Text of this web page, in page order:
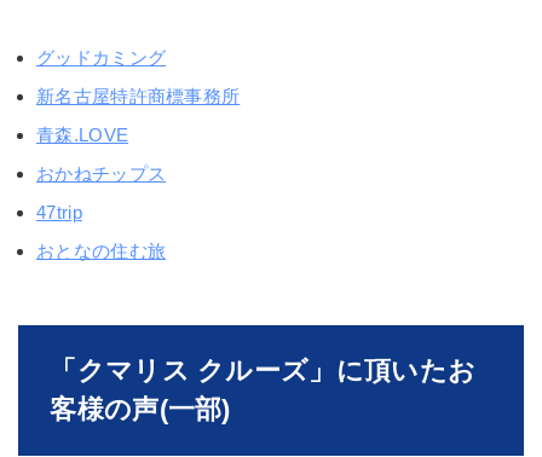
グッドカミング
新名古屋特許商標事務所
青森.LOVE
おかねチップス
47trip
おとなの住む旅
「クマリス クルーズ」に頂いたお
客様の声(一部)